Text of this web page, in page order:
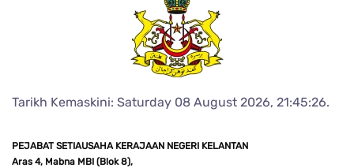
Tarikh Kemaskini: Saturday 08 August 2026, 21:45:26.
PEJABAT SETIAUSAHA KERAJAAN NEGERI KELANTAN
Aras 4, Mabna MBI (Blok 8),